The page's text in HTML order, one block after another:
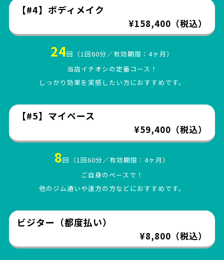
【#4】ボディメイク
¥158,400（税込）
24回（1回60分／有効期限：4ヶ月）
当店イチオシの定番コース！
しっかり効果を実感したい方におすすめです。
【#5】マイペース
¥59,400（税込）
8回（1回60分／有効期限：4ヶ月）
ご自身のペースで！
他のジム通いや遠方の方などにおすすめです。
ビジター（都度払い）
¥8,800（税込）